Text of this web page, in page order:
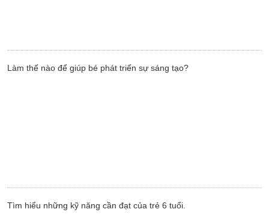
Làm thế nào để giúp bé phát triển sự sáng tạo?
Tìm hiểu những kỹ năng cần đạt của trẻ 6 tuổi.